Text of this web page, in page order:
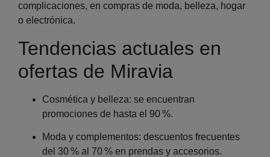
complicaciones, en compras de moda, belleza, hogar
o electrónica.
Tendencias actuales en
ofertas de Miravia
Cosmética y belleza: se encuentran
promociones de hasta el 90 %.
Moda y complementos: descuentos frecuentes
del 30 % al 70 % en prendas y accesorios.